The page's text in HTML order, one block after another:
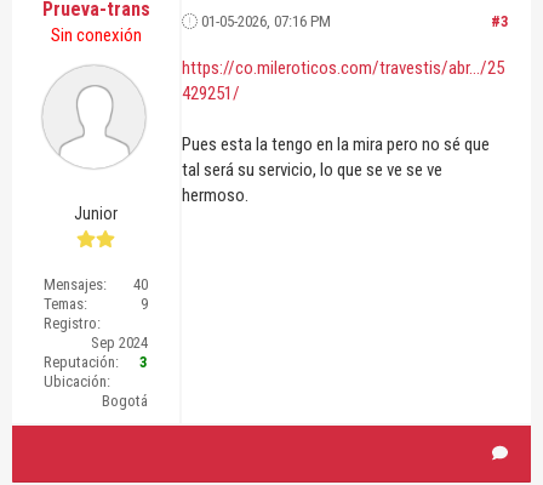
Prueva-trans
Sin conexión
Junior
Mensajes:
40
Temas:
9
Registro:
Sep 2024
Reputación:
3
Ubicación:
Bogotá
#3
01-05-2026, 07:16 PM
https://co.mileroticos.com/travestis/abr.../25
429251/
Pues esta la tengo en la mira pero no sé que
tal será su servicio, lo que se ve se ve
hermoso.